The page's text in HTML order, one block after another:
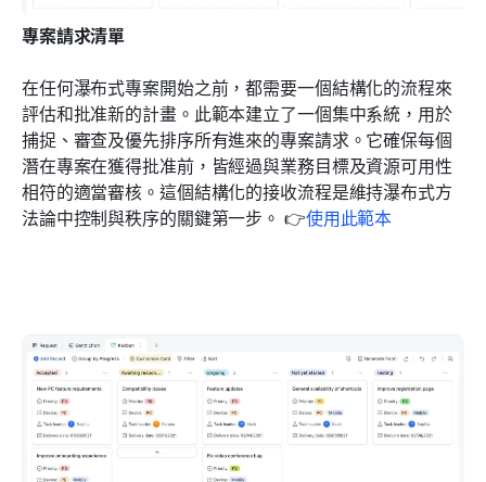
專案請求清單
在任何瀑布式專案開始之前，都需要一個結構化的流程來
評估和批准新的計畫。此範本建立了一個集中系統，用於
捕捉、審查及優先排序所有進來的專案請求。它確保每個
潛在專案在獲得批准前，皆經過與業務目標及資源可用性
相符的適當審核。這個結構化的接收流程是維持瀑布式方
法論中控制與秩序的關鍵第一步。 👉使用此範本